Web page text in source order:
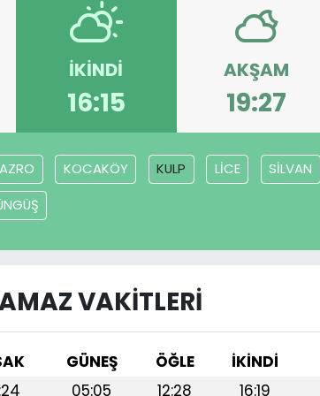
İKINDI
16:15
AKŞAM
19:27
KOCAKÖY KULP LİCE SİLVAN
VAKITLERI
GÜNEŞ ÖĞLE İKINDI
05:05 12:28 16:19